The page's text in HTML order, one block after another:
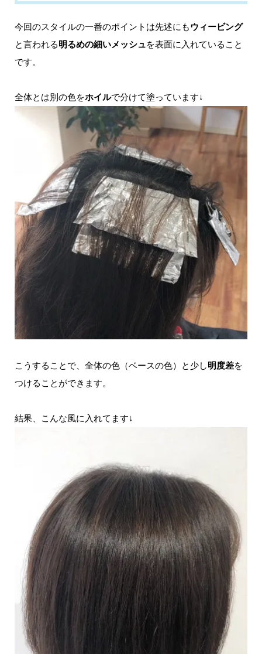
今回のスタイルの一番のポイントは先述にもウィービング
と言われる明るめの細いメッシュを表面に入れていること
です。
全体とは別の色をホイルで分けて塗っています↓
こうすることで、全体の色（ベースの色）と少し明度差を
つけることができます。
結果、こんな風に入れてます↓